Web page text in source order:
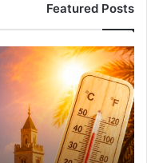
Featured Posts
ا
ل
ح
ر
ا
ر
ة